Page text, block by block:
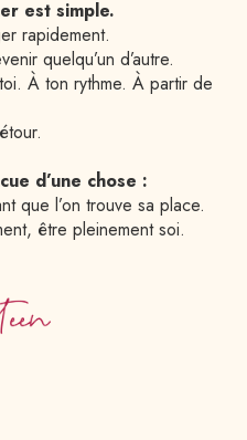
est simple.
rapidement.
quelqu’un d’autre.
À ton rythme. À partir de
d’une chose :
que l’on trouve sa place.
être pleinement soi.